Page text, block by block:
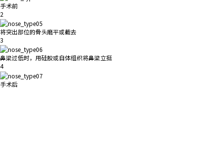
手术前
2
将突出部位的骨头磨平或截去
3
鼻梁过低时，用硅胶或自体组织将鼻梁立挺
4
手术后